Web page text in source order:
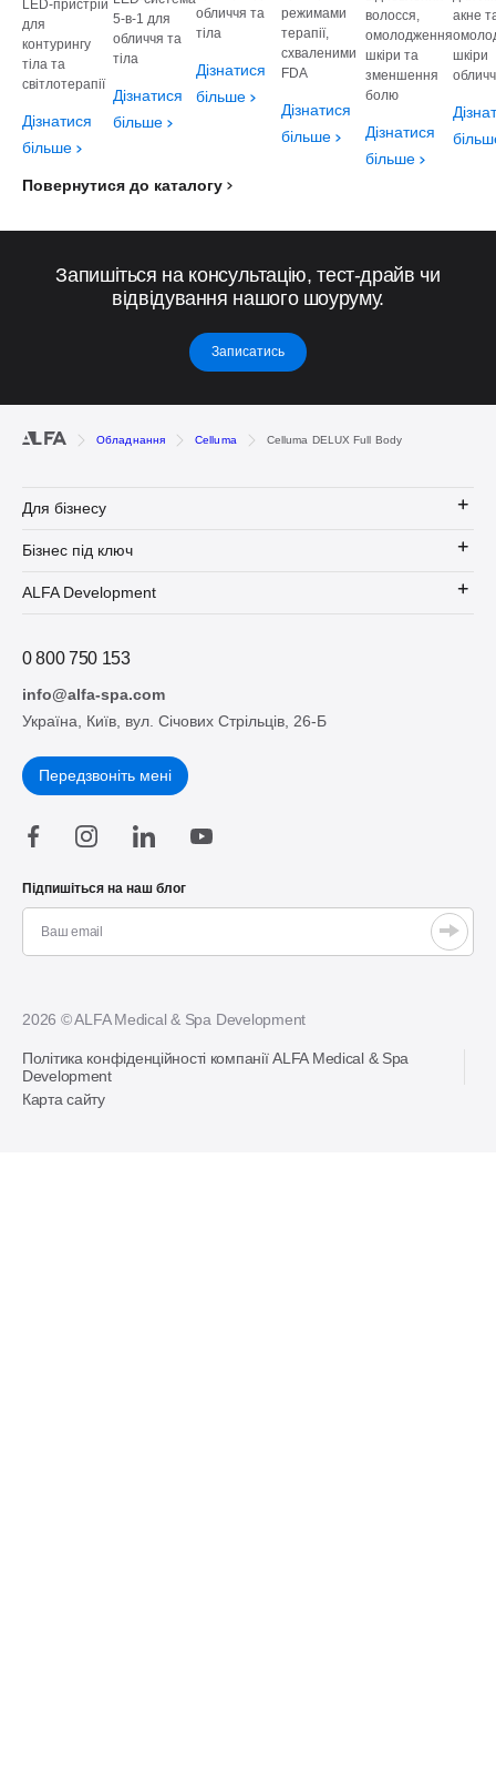
LED-пристрій
для
контурингу
тіла та
світлотерапії
Дізнатися
більше
5-в-1 для
обличчя та
тіла
Дізнатися
більше
обличчя та
тіла
Дізнатися
більше
режимами
терапії,
схваленими
FDA
Дізнатися
більше
волосся,
омолодження
шкіри та
зменшення
болю
Дізнатися
більше
акне
шкіри
Повернутися до каталогу
Запишіться на консультацію, тест-драйв чи
відвідування нашого шоуруму.
Записатись
Обладнання Celluma Celluma DELUX Full Body
Для бізнесу
Бізнес під ключ
ALFA Development
0 800 750 153
info@alfa-spa.com
Україна, Київ, вул. Січових Стрільців, 26-Б
Передзвоніть мені
Підпишіться на наш блог
2026 © ALFA Medical & Spa Development
Політика конфіденційності компанії ALFA Medical & Spa
Development
Карта сайту